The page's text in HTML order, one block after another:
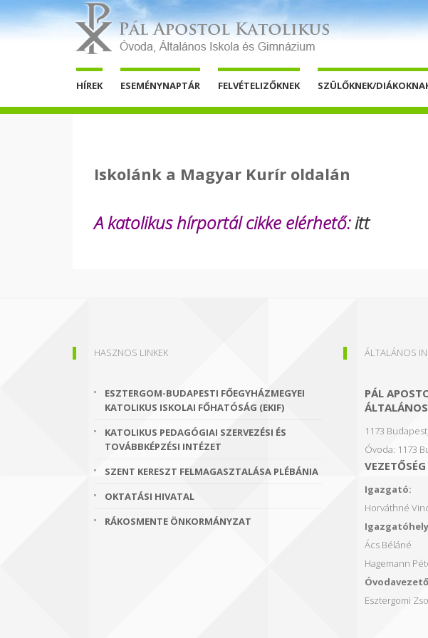
HÍREK ESEMÉNYNAPTÁR FELVÉTELIZŐKNEK SZÜLŐKNEK/
Iskolánk a Magyar Kurír oldalán
A katolikus hírportál cikke elérhető:itt
HASZNOS LINKEK
ESZTERGOM-BUDAPESTI FŐEGYHÁZMEGYEI
KATOLIKUS ISKOLAI FŐHATÓSÁG (EKIF)
KATOLIKUS PEDAGÓGIAI SZERVEZÉSI ÉS
TOVÁBBKÉPZÉSI INTÉZET
SZENT KERESZT FELMAGASZTALÁSA PLÉBÁNIA
OKTATÁSI HIVATAL
RÁKOSMENTE ÖNKORMÁNYZAT
ÁLTALÁNOS
PÁL
1173
Óvoda: 1173
VEZETŐSÉG
Igazgató:
Horváthné
Ács Béláné
Hagemann
Esztergomi